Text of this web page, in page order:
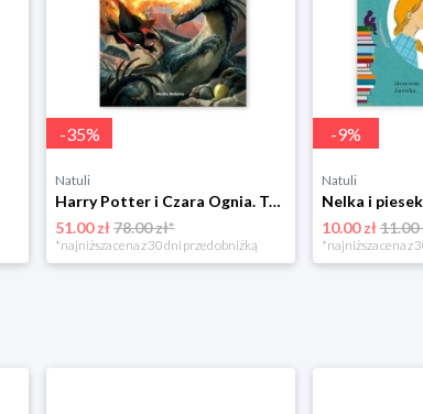
-35%
Natuli
Harry Potter i Czara Ognia. Tom 4 Media rodzina
51.00 zł78.00 zł*
*najniższa cena z 30 dni przed obniżką
-9%
Natuli
10.00 zł11.00
*najniższa cena z